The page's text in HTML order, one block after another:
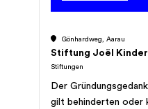
Gönhardweg, Aarau
Stiftung Joël
Stiftungen
Der
gilt behinderten oder